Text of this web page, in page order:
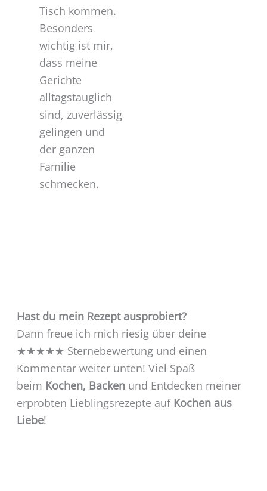
Tisch kommen.
Besonders
wichtig ist mir,
dass meine
Gerichte
alltagstauglich
sind, zuverlässig
gelingen und
der ganzen
Familie
schmecken.
Hast du mein Rezept ausprobiert?
Dann freue ich mich riesig über deine
★★★★★ Sternebewertung und einen
Kommentar weiter unten! Viel Spaß
beim Kochen, Backen und Entdecken meiner
erprobten Lieblingsrezepte auf Kochen aus
Liebe!